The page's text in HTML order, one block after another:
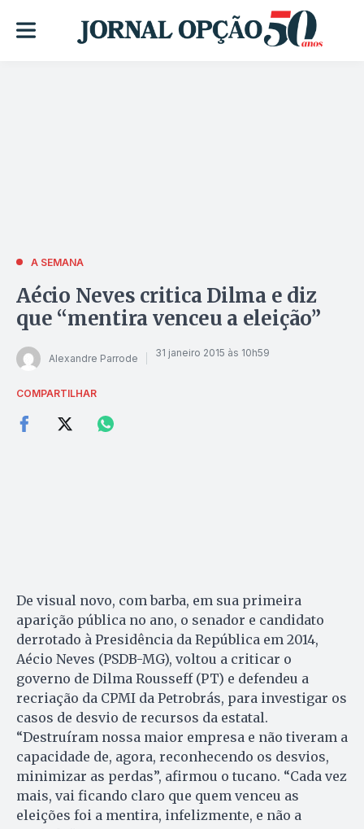
A SEMANA
Aécio Neves critica Dilma e diz
que “mentira venceu a eleição”
Alexandre Parrode 31 janeiro 2015 às 10h59
COMPARTILHAR
De visual novo, com barba, em sua primeira
aparição pública no ano, o senador e candidato
derrotado à Presidência da República em 2014,
Aécio Neves (PSDB-MG), voltou a criticar o
governo de Dilma Rousseff (PT) e defendeu a
recriação da CPMI da Petrobrás, para investigar os
casos de desvio de recursos da estatal.
“Destruíram nossa maior empresa e não tiveram a
capacidade de, agora, reconhecendo os desvios,
minimizar as perdas”, afirmou o tucano. “Cada vez
mais, vai ficando claro que quem venceu as
eleições foi a mentira, infelizmente, e não a